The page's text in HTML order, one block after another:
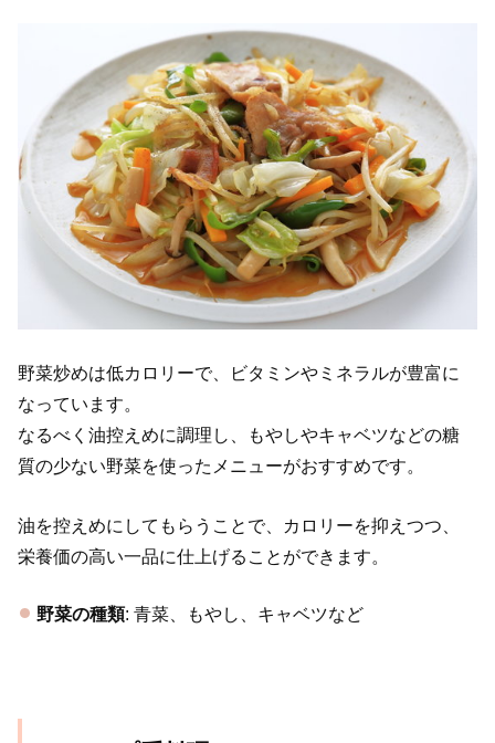
野菜炒めは低カロリーで、ビタミンやミネラルが豊富に
なっています。
なるべく油控えめに調理し、もやしやキャベツなどの糖
質の少ない野菜を使ったメニューがおすすめです。
油を控えめにしてもらうことで、カロリーを抑えつつ、
栄養価の高い一品に仕上げることができます。
野菜の種類: 青菜、もやし、キャベツなど